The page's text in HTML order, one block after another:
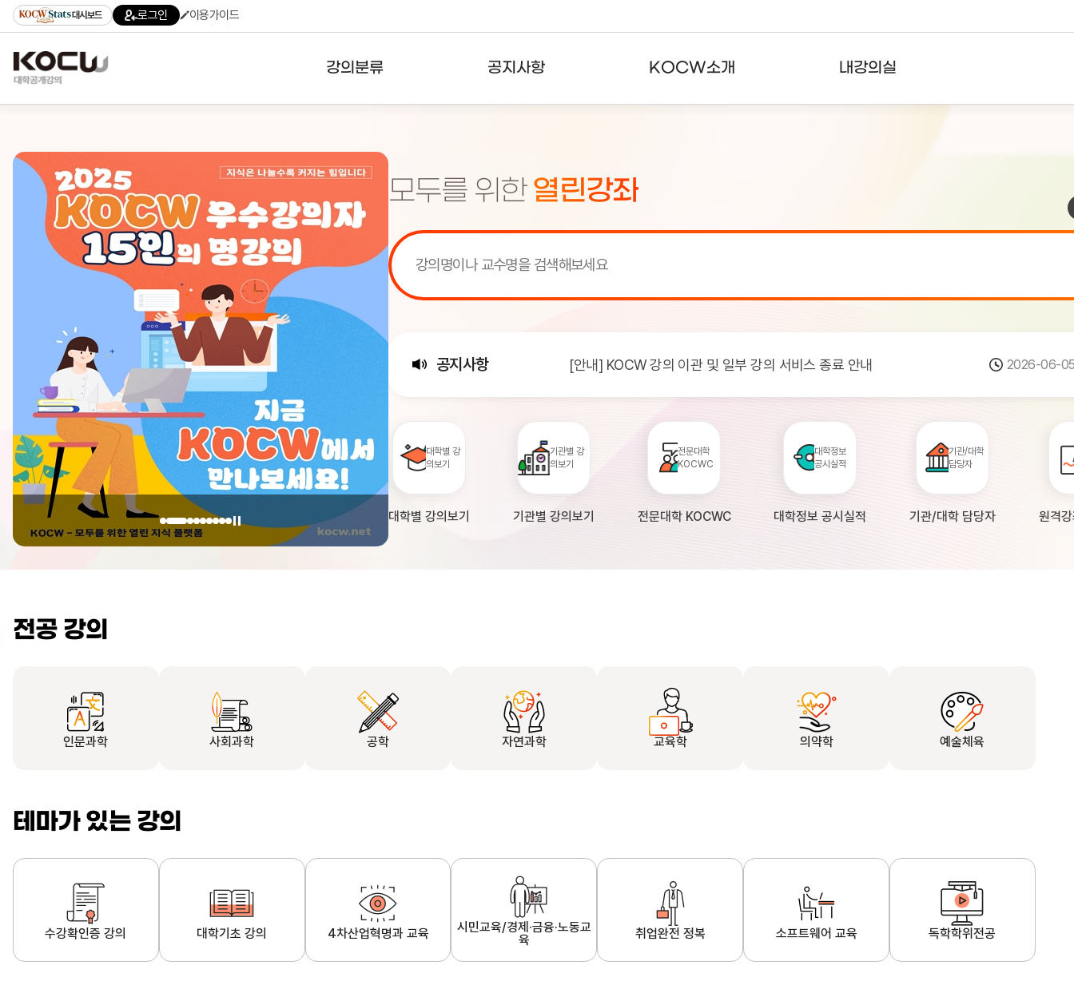
대시보드 로그인 이용가이드
강의분류
기관강의
테마강의
공지사항
주요통계현황
KOCW소개 내강의실
모두를 위한 열린강좌
공지사항
[서비스점검] KOCW 서비스 점검 안내(7월 24일 19:00 ~ 7월... 2026-07-
[안내] KOCW 강의 이관 및 일부 강의 서비스 종료 안내 2026-06-
[안내] 2026년 대학정보공시 대학의 원격강좌 현황 조사 안내(자주묻... 2026-04-
대학별 강
의보기
대학별 강의보기
기관별 강
의보기
기관별 강의보기
전문대학
KOCWC
전문대학 KOCWC
대학정보
공시실적
대학정보 공시실적
기관/대학
담당자
기관/대학 담당자 원격
전공 강의
인문과학 사회과학 공학 자연과학 교육학 의약학 예술체육
테마가 있는 강의
수강확인증 강의 대학기초 강의 4차산업혁명과 교육
시민교육/경제·금융·노동교
육
취업완전 정복 소프트웨어 교육 독학학위전공